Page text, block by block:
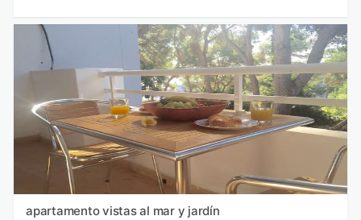
apartamento vistas al mar y jardín